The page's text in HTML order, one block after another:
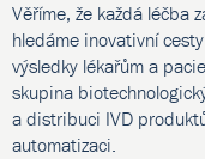
Věříme, že každá léčba
hledáme inovativní
výsledky lékařům a
skupina
a distribuci IVD
automatizaci.